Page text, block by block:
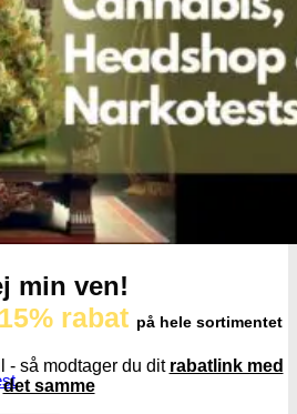
min ven!
15% rabat på hele sortimentet
- så modtager du dit rabatlink med
det samme